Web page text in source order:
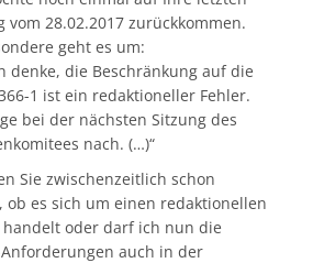
vom 28.02.2017 zurückkommen.
geht es um:
denke, die Beschränkung auf die
1 ist ein redaktioneller Fehler.
bei der nächsten Sitzung des
nach. (…)“
Sie zwischenzeitlich schon
ob es sich um einen redaktionellen
handelt oder darf ich nun die
Anforderungen auch in der